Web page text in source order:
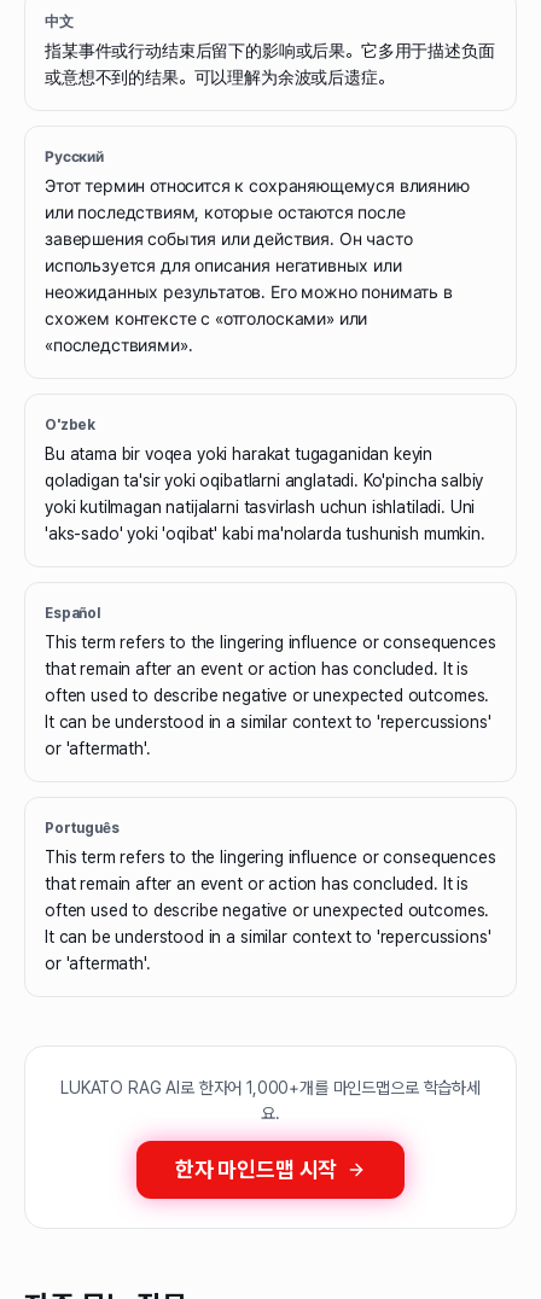
中文
指某事件或行动结束后留下的影响或后果。它多用于描述负面
或意想不到的结果。可以理解为余波或后遗症。
Русский
Этот термин относится к сохраняющемуся влиянию
или последствиям, которые остаются после
завершения события или действия. Он часто
используется для описания негативных или
неожиданных результатов. Его можно понимать в
схожем контексте с «отголосками» или
«последствиями».
O'zbek
Bu atama bir voqea yoki harakat tugaganidan keyin
qoladigan ta'sir yoki oqibatlarni anglatadi. Ko'pincha salbiy
yoki kutilmagan natijalarni tasvirlash uchun ishlatiladi. Uni
'aks-sado' yoki 'oqibat' kabi ma'nolarda tushunish mumkin.
Español
This term refers to the lingering influence or consequences
that remain after an event or action has concluded. It is
often used to describe negative or unexpected outcomes.
It can be understood in a similar context to 'repercussions'
or 'aftermath'.
Português
This term refers to the lingering influence or consequences
that remain after an event or action has concluded. It is
often used to describe negative or unexpected outcomes.
It can be understood in a similar context to 'repercussions'
or 'aftermath'.
LUKATO RAG AI로 한자어 1,000+개를 마인드맵으로 학습하세
요.
한자 마인드맵 시작